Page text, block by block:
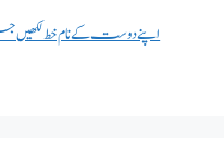
اپنے دوست کے نام خط